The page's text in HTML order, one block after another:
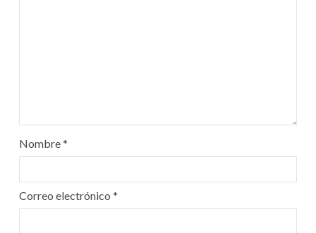
Nombre*
Correo electrónico *